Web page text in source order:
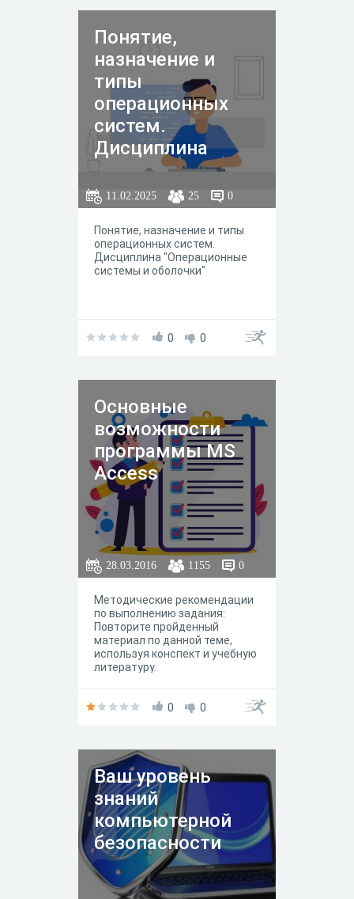
Понятие,
назначение и
типы
операционных
систем.
Дисциплина
"Операционные
системы и
оболочки"
11.02.2025 25 0
Понятие, назначение и типы
операционных систем.
Дисциплина "Операционные
системы и оболочки"
0 0
Основные
возможности
программы MS
Access
28.03.2016 1155 0
Методические рекомендации
по выполнению задания:
Повторите пройденный
материал по данной теме,
используя конспект и учебную
литературу.
0 0
Ваш уровень
знаний
компьютерной
безопасности